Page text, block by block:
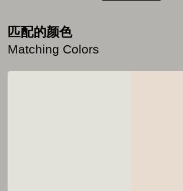
匹配的颜色
Matching Colors